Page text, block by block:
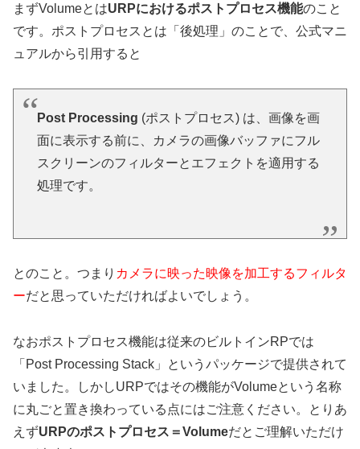
まずVolumeとはURPにおけるポストプロセス機能のこと
です。ポストプロセスとは「後処理」のことで、公式マニ
ュアルから引用すると
Post Processing (ポストプロセス) は、画像を画
面に表示する前に、カメラの画像バッファにフル
スクリーンのフィルターとエフェクトを適用する
処理です。
とのこと。つまり カメラに映った映像を加工するフィルタ
ーだと思っていただければよいでしょう。
なおポストプロセス機能は従来のビルトインRPでは
「Post Processing Stack」というパッケージで提供されて
いました。しかしURPではその機能がVolumeという名称
に丸ごと置き換わっている点にはご注意ください。とりあ
えずURPのポストプロセス＝Volumeだとご理解いただけ